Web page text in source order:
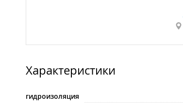
Характеристики
гидроизоляция